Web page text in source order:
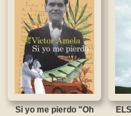
Si yo me pierdo "Oh